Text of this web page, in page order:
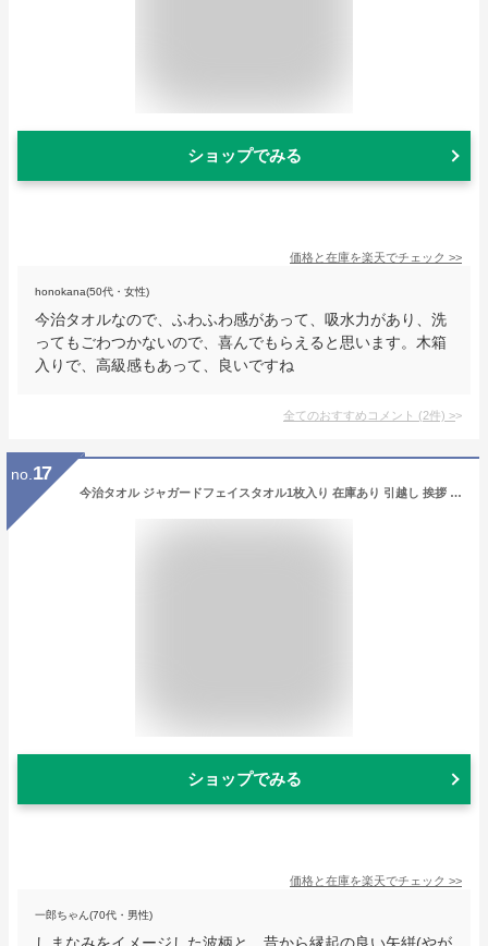
ショップでみる
価格と在庫を楽天でチェック >>
honokana(50代・女性)
今治タオルなので、ふわふわ感があって、吸水力があり、洗
ってもごわつかないので、喜んでもらえると思います。木箱
入りで、高級感もあって、良いですね
全てのおすすめコメント (2件) >
no. 17
今治タオル ジャガードフェイスタオル1枚入り 在庫あり 引越し 挨拶 ギフト 粗品 あいさつギフト 引っ越し 挨拶ギフト プチギフト 挨拶回り 御挨拶 お返し お礼 引っ越し挨拶ギフト 白タオル マンション 近隣挨拶 手土産 工事 リフォーム [zkas]
ショップでみる
価格と在庫を楽天でチェック >>
一郎ちゃん(70代・男性)